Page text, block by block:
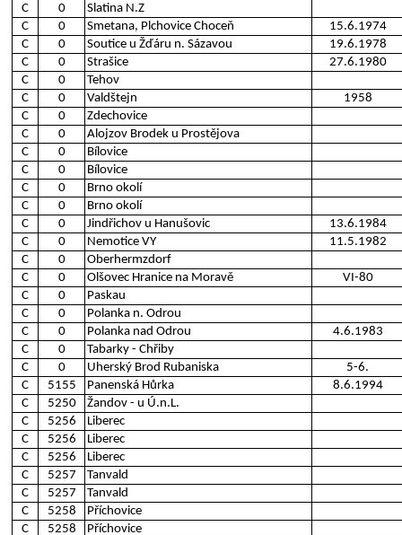
C
0
Slatina N.Z
C
0 Smetana, Plchovice Choceň
15.6.1974
C
0 Soutice u Žďáru n. Sázavou
19.6.1978
C
0 Strašice
27.6.1980
C
0
Tehov
C
0 Valdštejn
1958
C
0
Zdechovice
C
0
Alojzov Brodek u Prostějova
C
0
Bílovice
C
0
Bílovice
C
0
Brno okolí
C
0
Brno okolí
C
0 Jindřichov u Hanušovic
13.6.1984
C
0 Nemotice VY
11.5.1982
C
0
Oberhermzdorf
C
0 Olšovec Hranice na Moravě
VI-80
C
0
Paskau
C
0
Polanka n. Odrou
C
0 Polanka nad Odrou
4.6.1983
C
0
Tabarky - Chřiby
C
0 Uherský Brod Rubaniska
5-6.
C
5155 Panenská Hůrka
8.6.1994
C
5250
Žandov - u Ú.n.L.
C
5256
Liberec
C
5256
Liberec
C
5256
Liberec
C
5257
Tanvald
C
5257
Tanvald
C
5258
Příchovice
C
5258
Příchovice